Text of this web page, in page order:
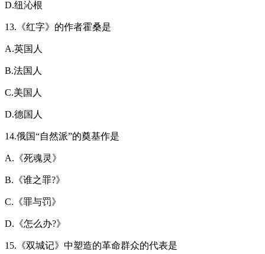
D.纽沁根
13.《红字》的作者霍桑是
A.英国人
B.法国人
C.美国人
D.德国人
14.俄国“自然派”的奠基作是
A.《死魂灵》
B.《谁之罪?》
C.《罪与罚》
D.《怎么办?》
15.《双城记》中塑造的革命群众的代表是